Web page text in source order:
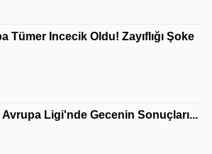
Tümer Incecik Oldu! Zayıflığı Şoke
Avrupa Ligi'nde Gecenin Sonuçları...